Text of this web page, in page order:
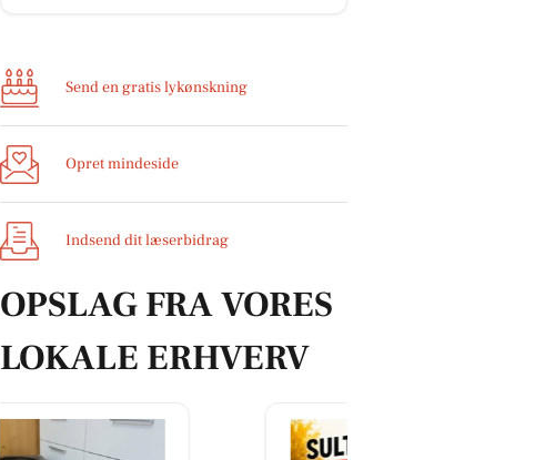
Send en gratis lykønskning
Opret mindeside
Indsend dit læserbidrag
OPSLAG FRA VORES
LOKALE ERHVERV